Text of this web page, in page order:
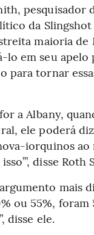
pesquisador
da Slingshot
maioria de
lo em seu apelo
para tornar
a Albany,
ele poderá
iorquinos ao
disse Roth
mais
ou 55%, foram
disse ele.